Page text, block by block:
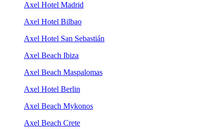
Axel Hotel Madrid
Axel Hotel Bilbao
Axel Hotel San Sebastián
Axel Beach Ibiza
Axel Beach Maspalomas
Axel Hotel Berlin
Axel Beach Mykonos
Axel Beach Crete